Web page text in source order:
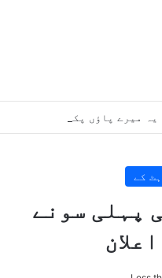
کے
پہلی سونے